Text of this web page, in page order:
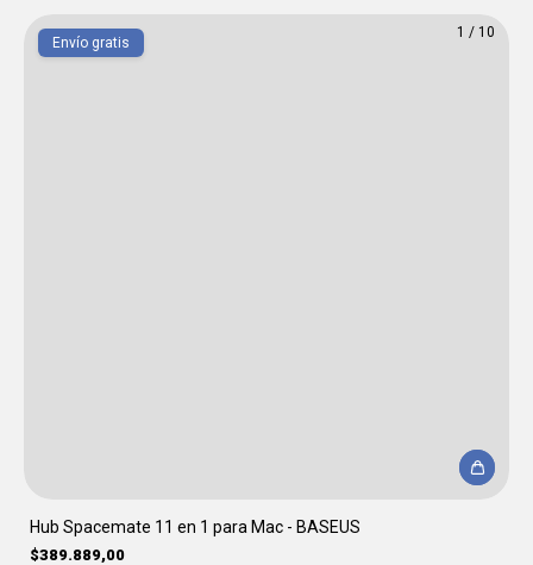
1 / 10
Envío gratis
Hub Spacemate 11 en 1 para Mac - BASEUS
$389.889,00